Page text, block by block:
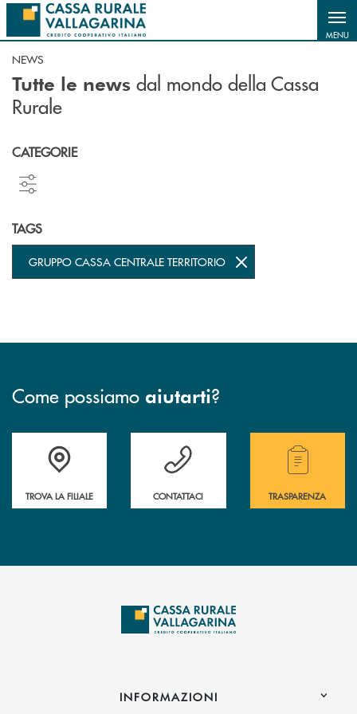
Salta al contenuto principale
MENU
NEWS
Tutte le news dal mondo della Cassa
Rurale
CATEGORIE
TAGS
GRUPPO CASSA CENTRALE TERRITORIO
Come possiamo aiutarti?
Accedi all' elenco completo delle filiali .
TROVA LA FILIALE
Hai bisogno di assistenza immediata?
CONTATTACI
Hai bisogno di
TRASPARENZA
INFORMAZIONI